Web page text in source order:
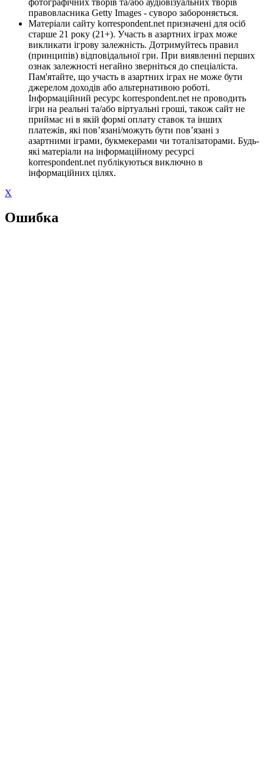
правовласника Getty Images - суворо забороняється.
Матеріали сайту korrespondent.net призначені для осіб
старше 21 року (21+). Участь в азартних іграх може
викликати ігрову залежність. Дотримуйтесь правил
(принципів) відповідальної гри. При виявленні перших
ознак залежності негайно зверніться до спеціаліста.
Пам'ятайте, що участь в азартних іграх не може бути
джерелом доходів або альтернативою роботі.
Інформаційний ресурс korrespondent.net не проводить
ігри на реальні та/або віртуальні гроші, також сайт не
приймає ні в якій формі оплату ставок та інших
платежів, які пов’язані/можуть бути пов’язані з
азартними іграми, букмекерами чи тоталізаторами. Будь-
які матеріали на інформаційному ресурсі
korrespondent.net публікуються виключно в
інформаційних цілях.
X
Ошибка